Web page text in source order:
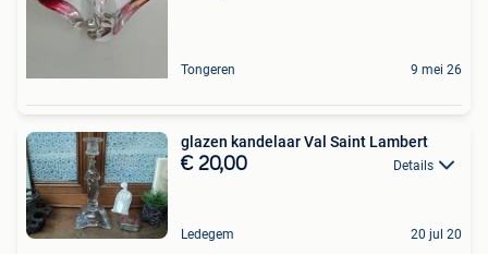
Tongeren 9 mei 26
glazen kandelaar Val Saint Lambert
€ 20,00 Details
Ledegem 20 jul 20